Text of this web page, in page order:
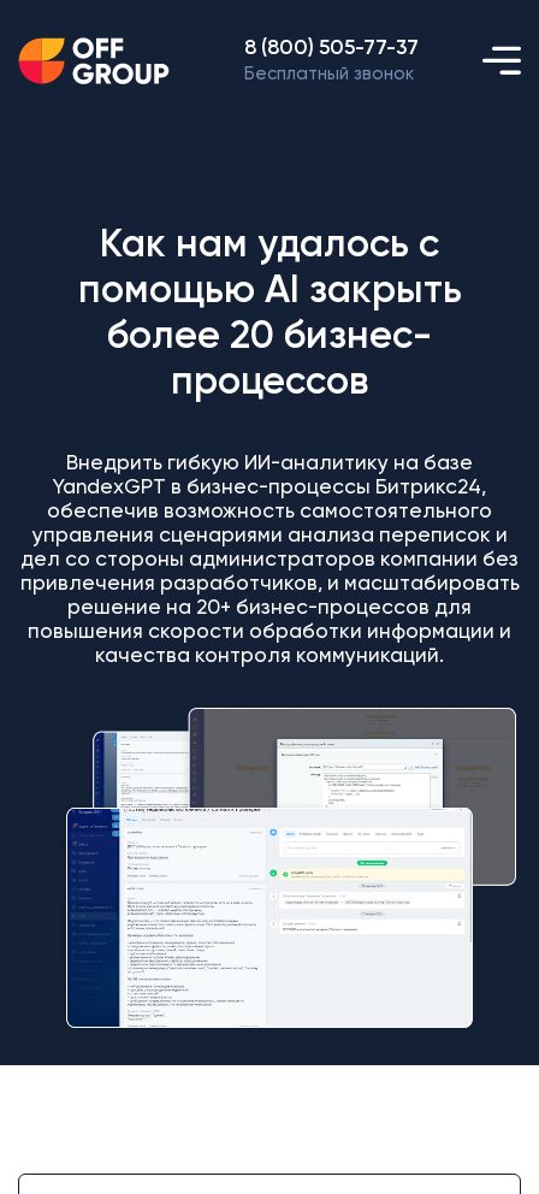
8 (800) 505-77-37
Бесплатный звонок
Как нам удалось с
помощью AI закрыть
более 20 бизнес-
процессов
Внедрить гибкую ИИ-аналитику на базе
YandexGPT в бизнес-процессы Битрикс24,
обеспечив возможность самостоятельного
управления сценариями анализа переписок и
дел со стороны администраторов компании без
привлечения разработчиков, и масштабировать
решение на 20+ бизнес-процессов для
повышения скорости обработки информации и
качества контроля коммуникаций.